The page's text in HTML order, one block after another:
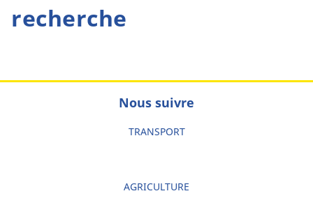
recherche
Nous suivre
TRANSPORT
AGRICULTURE